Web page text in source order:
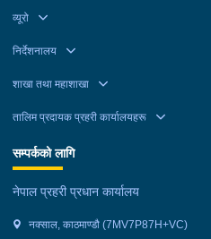
व्यूरो
निर्देशनालय
शाखा तथा महाशाखा
तालिम प्रदायक प्रहरी कार्यालयहरू
सम्पर्कको लागि
नेपाल प्रहरी प्रधान कार्यालय
नक्साल, काठमाण्डौ (7MV7P87H+VC)